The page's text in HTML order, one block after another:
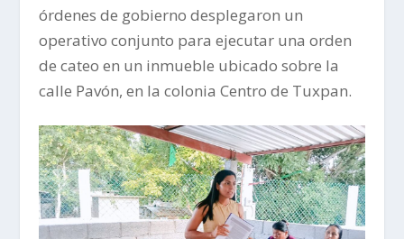
órdenes de gobierno desplegaron un
operativo conjunto para ejecutar una orden
de cateo en un inmueble ubicado sobre la
calle Pavón, en la colonia Centro de Tuxpan.